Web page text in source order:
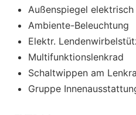
Außenspiegel
Ambiente-Beleuchtung
Elektr.
Multifunktionslenkrad
Schaltwippen am
Gruppe